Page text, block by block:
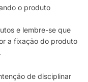
o produto
e lembre-se que
a fixação do produto
de disciplinar